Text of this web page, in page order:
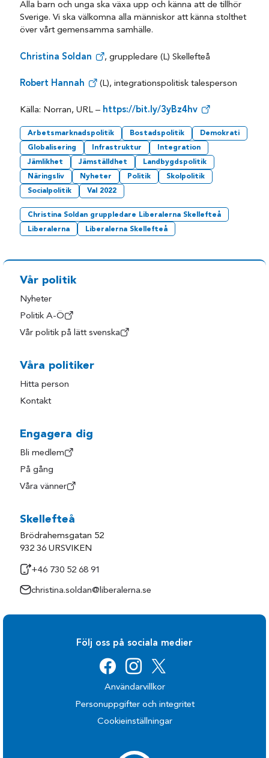
Alla barn och unga ska växa upp och känna att de tillhör
Sverige. Vi ska välkomna alla människor att känna stolthet
över vårt gemensamma samhälle.
Christina Soldan , gruppledare (L) Skellefteå
Robert Hannah (L), integrationspolitisk talesperson
Källa: Norran, URL – https://bit.ly/3yBz4hv
Arbetsmarknadspolitik Bostadspolitik
Demokrati
Globalisering
Infrastruktur
Integration
Jämlikhet
Jämställdhet
Landbygdspolitik
Näringsliv
Nyheter Politik
Skolpolitik
Socialpolitik
Val 2022
Christina Soldan gruppledare Liberalerna Skellefteå
Liberalerna
Liberalerna Skellefteå
Vår politik
Nyheter
Politik A-Ö
Vår politik på lätt svenska
Våra politiker
Hitta person
Kontakt
Engagera dig
Bli medlem
På gång
Våra vänner
Skellefteå
Brödrahemsgatan 52
932 36 URSVIKEN
+46 730 52 68 91
christina.soldan@liberalerna.se
Följ oss på sociala medier
Användarvillkor
Personuppgifter och integritet
Cookieinställningar